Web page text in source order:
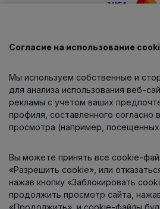
Каталог
О компании
Информация
Контакты
Согласие на использование
Мы используем собственные и
для анализа использования веб-
рекламы с учетом ваших
профиля, составленного согласно
просмотра (например, посещенных
Вы можете принять все cookie-
«Разрешить cookie», или
нажав кнопку «Заблокировать
продолжить просмотр сайта,
«Продолжить», и cookie-файлы